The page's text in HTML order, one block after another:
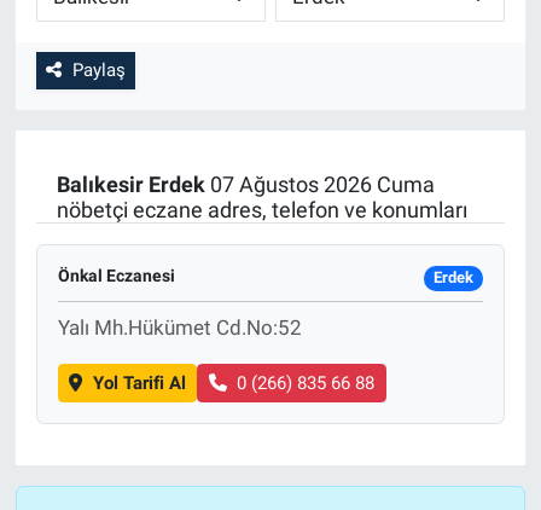
Paylaş
Balıkesir Erdek07 Ağustos 2026 Cuma
nöbetçi eczane adres, telefon ve konumları
Önkal Eczanesi Erdek
Yalı Mh.Hükümet Cd.No:52
Yol Tarifi Al 0 (266) 835 66 88